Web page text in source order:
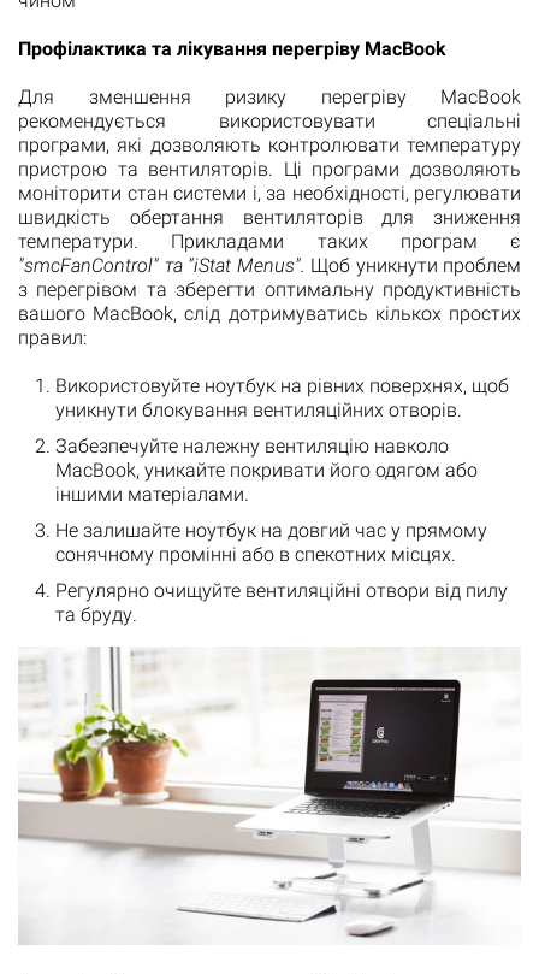
Профілактика та лікування перегріву MacBook
Для зменшення ризику перегріву MacBook
рекомендується використовувати спеціальні
програми, які дозволяють контролювати температуру
пристрою та вентиляторів. Ці програми дозволяють
моніторити стан системи і, за необхідності, регулювати
швидкість обертання вентиляторів для зниження
температури. Прикладами таких програм є
"smcFanControl" та "iStat Menus". Щоб уникнути проблем
з перегрівом та зберегти оптимальну продуктивність
вашого MacBook, слід дотримуватись кількох простих
правил:
Використовуйте ноутбук на рівних поверхнях, щоб
уникнути блокування вентиляційних отворів.
Забезпечуйте належну вентиляцію навколо
MacBook, уникайте покривати його одягом або
іншими матеріалами.
Не залишайте ноутбук на довгий час у прямому
сонячному промінні або в спекотних місцях.
Регулярно очищуйте вентиляційні отвори від пилу
та бруду.